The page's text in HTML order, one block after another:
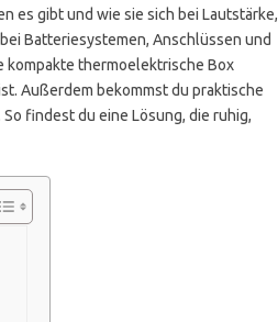
es gibt und wie sie sich bei Lautstärke,
Batteriesystemen, Anschlüssen und
kompakte thermoelektrische Box
Außerdem bekommst du praktische
findest du eine Lösung, die ruhig,